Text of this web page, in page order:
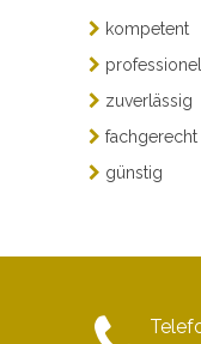
kompetent
professionell
zuverlässig
fachgerecht
günstig